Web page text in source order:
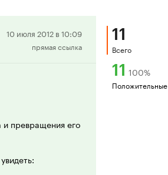
Положительная
рецензия
10 июля 2012 в 10:09
прямая ссылка
и превращения его
11
Всего
11 100%
Положительные